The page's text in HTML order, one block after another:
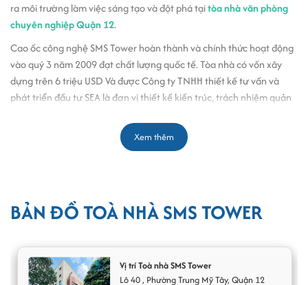
ra môi trường làm việc sáng tạo và đột phá tạitòa nhà văn phòng
chuyên nghiệp Quận 12.
Cao ốc công nghệ SMS Tower hoàn thành và chính thức hoạt động
vào quý 3 năm 2009 đạt chất lượng quốc tế. Tòa nhà có vốn xây
dựng trên 6 triệu USD Và được Công ty TNHH thiết kế tư vấn và
phát triển đầu tư SEA là đơn vị thiết kế kiến trúc, trách nhiệm quản
Tòa nhà SMS Tower hứa hẹn trở thành một biểu tượng công nghệ
phần mềm với kiến trúc hiện đại và tiện nghi. Với vị trí đắc địa tại
Office Saigonsẽ hỗ trợ doanh nghiệp trong suốt quá trình tìm văn
Hãy liên hệ với Office Saigon để được mang đến giải pháp tìm kiếm
và thay đổi không gian văn phòng hoàn hảo nhất, góp phần tiết
kiệm thời gian và chi phí tối đa cho Doanh nghiệp.
Xem thêm
BẢN ĐỒ TOÀ NHÀ SMS TOWER
Vị trí Toà nhà SMS Tower
Lô 40, Phường Trung Mỹ Tây, Quận 12